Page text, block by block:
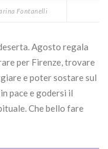
Fontanelli
Agosto regala
per Firenze, trovare
e poter sostare sul
pace e godersi il
Che bello fare